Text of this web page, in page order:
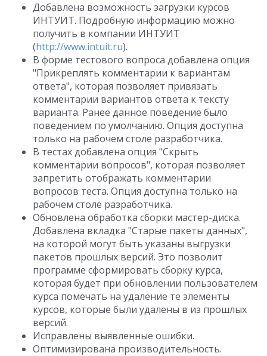
Добавлена возможность загрузки курсов
ИНТУИТ. Подробную информацию можно
получить в компании ИНТУИТ
(http://www.intuit.ru).
В форме тестового вопроса добавлена опция
"Прикреплять комментарии к вариантам
ответа", которая позволяет привязать
комментарии вариантов ответа к тексту
варианта. Ранее данное поведение было
поведением по умолчанию. Опция доступна
только на рабочем столе разработчика.
В тестах добавлена опция "Скрыть
комментарии вопросов", которая позволяет
запретить отображать комментарии
вопросов теста. Опция доступна только на
рабочем столе разработчика.
Обновлена обработка сборки мастер-диска.
Добавлена вкладка "Старые пакеты данных",
на которой могут быть указаны выгрузки
пакетов прошлых версий. Это позволит
программе сформировать сборку курса,
которая будет при обновлении пользователем
курса помечать на удаление те элементы
курсов, которые были удалены в из прошлых
версий.
Исправлены выявленные ошибки.
Оптимизирована производительность.